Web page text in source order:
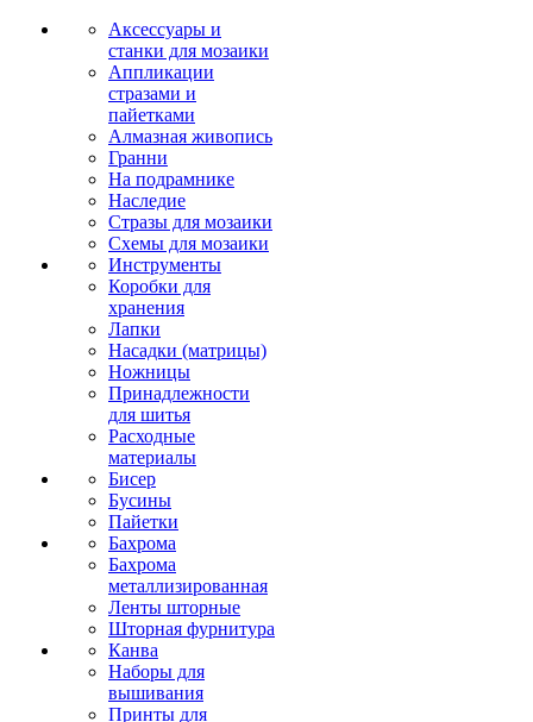
Аксессуары и
станки для мозаики
Аппликации
стразами и
пайетками
Алмазная живопись
Гранни
На подрамнике
Наследие
Стразы для мозаики
Схемы для мозаики
Инструменты
Коробки для
хранения
Лапки
Насадки (матрицы)
Ножницы
Принадлежности
для шитья
Расходные
материалы
Бисер
Бусины
Пайетки
Бахрома
Бахрома
металлизированная
Ленты шторные
Шторная фурнитура
Канва
Наборы для
вышивания
Принты для